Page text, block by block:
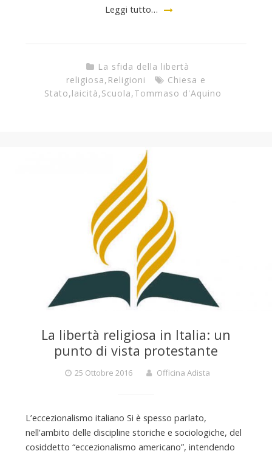
Leggi tutto…
La sfida della libertà
religiosa, Religioni
Chiesa e
Stato,laicità,Scuola,Tommaso d'Aquino
La libertà religiosa in Italia: un
punto di vista protestante
25 Ottobre 2016 Officina Adista
L’eccezionalismo italiano Si è spesso parlato,
nell’ambito delle discipline storiche e sociologiche, del
cosiddetto “eccezionalismo americano”, intendendo